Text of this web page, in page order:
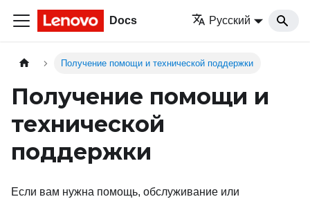
Docs Русский
Получение помощи и технической поддержки
Получение помощи и
технической
поддержки
Если вам нужна помощь, обслуживание или